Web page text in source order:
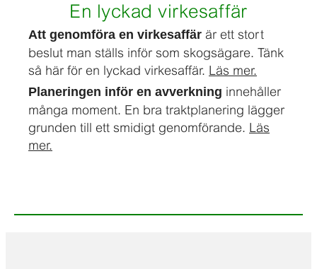
En lyckad virkesaffär
Att genomföra en virkesaffär är ett stort
beslut man ställs inför som skogsägare. Tänk
så här för en lyckad virkesaffär. Läs mer.
Planeringen inför en avverkning innehåller
många moment. En bra traktplanering lägger
grunden till ett smidigt genomförande. Läs
mer.